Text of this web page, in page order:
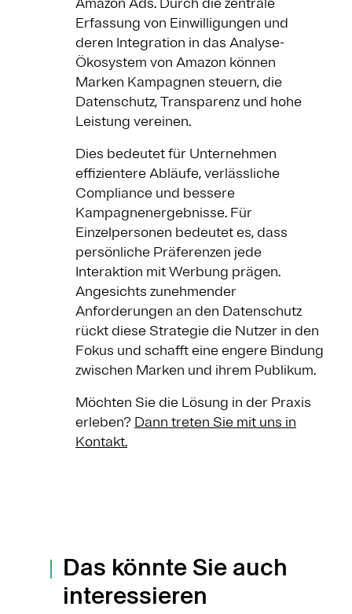
Erfassung von Einwilligungen und
deren Integration in das Analyse-
Ökosystem von Amazon können
Marken Kampagnen steuern, die
Datenschutz, Transparenz und hohe
Leistung vereinen.
Dies bedeutet für Unternehmen
effizientere Abläufe, verlässliche
Compliance und bessere
Kampagnenergebnisse. Für
Einzelpersonen bedeutet es, dass
persönliche Präferenzen jede
Interaktion mit Werbung prägen.
Angesichts zunehmender
Anforderungen an den Datenschutz
rückt diese Strategie die Nutzer in den
Fokus und schafft eine engere Bindung
zwischen Marken und ihrem Publikum.
Möchten Sie die Lösung in der Praxis
erleben? Dann treten Sie mit uns in
Kontakt.
Das könnte Sie auch
interessieren